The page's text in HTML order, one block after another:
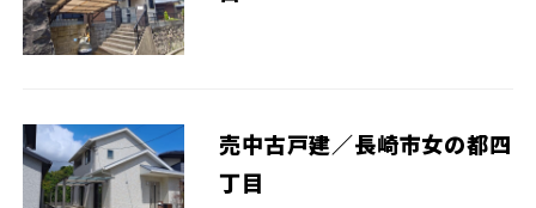
売中古戸建／長崎市女の都四
丁目